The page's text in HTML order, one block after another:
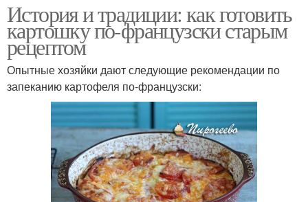
История и традиции: как готовить
картошку по-французски старым
рецептом
Опытные хозяйки дают следующие рекомендации по
запеканию картофеля по-французски: